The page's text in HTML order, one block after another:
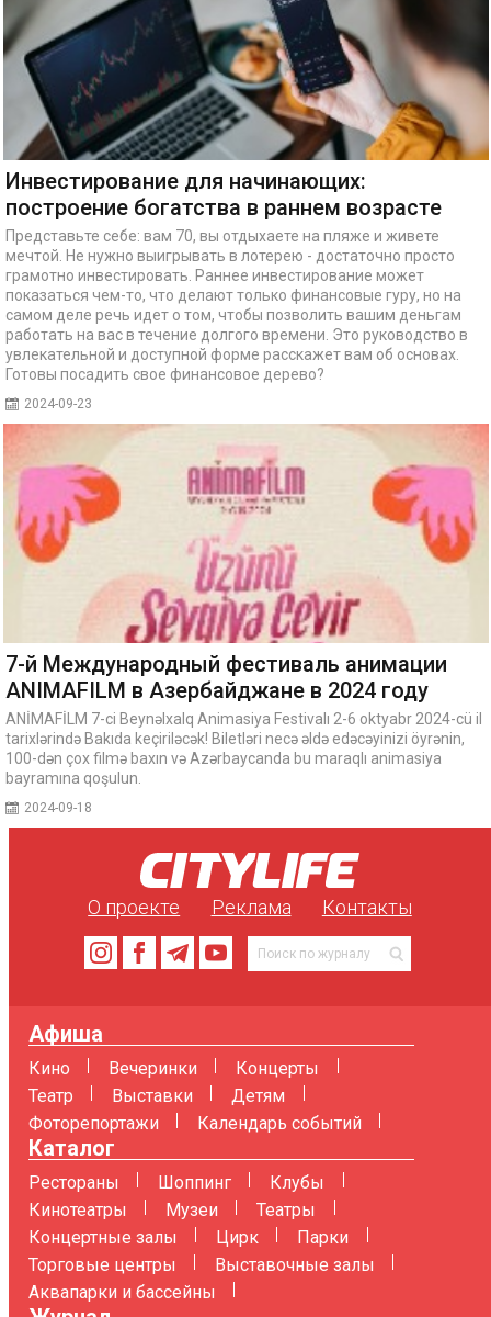
Инвестирование для начинающих:
построение богатства в раннем возрасте
Представьте себе: вам 70, вы отдыхаете на пляже и живете
мечтой. Не нужно выигрывать в лотерею - достаточно просто
грамотно инвестировать. Раннее инвестирование может
показаться чем-то, что делают только финансовые гуру, но на
самом деле речь идет о том, чтобы позволить вашим деньгам
работать на вас в течение долгого времени. Это руководство в
увлекательной и доступной форме расскажет вам об основах.
Готовы посадить свое финансовое дерево?
2024-09-23
7-й Международный фестиваль анимации
ANIMAFILM в Азербайджане в 2024 году
ANİMAFİLM 7-ci Beynəlxalq Animasiya Festivalı 2-6 oktyabr 2024-cü il
tarixlərində Bakıda keçiriləcək! Biletləri necə əldə edəcəyinizi öyrənin,
100-dən çox filmə baxın və Azərbaycanda bu maraqlı animasiya
bayramına qoşulun.
2024-09-18
О проекте Реклама Контакты
Афиша
Кино Вечеринки
Концерты
Театр
Выставки
Детям
Фоторепортажи
Календарь событий
Каталог
Рестораны Шоппинг
Клубы
Кинотеатры
Музеи
Театры
Концертные залы
Цирк
Парки
Торговые центры
Выставочные залы
Аквапарки и бассейны